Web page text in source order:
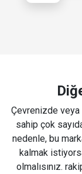
Çevrenizde
sahip çok
nedenle, bu
kalmak
olmalısınız.